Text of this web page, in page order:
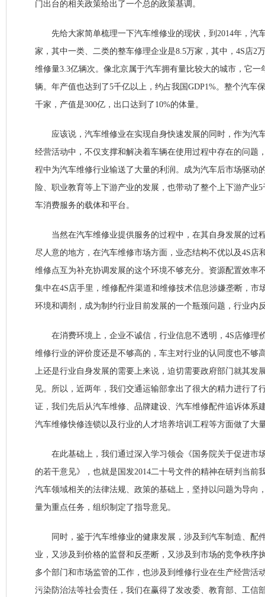
门出台的相关政策给出了一个总的政策基调。
先给大家简单梳理一下汽车维修业的现状，到2014年，汽
家，其中一类、二类的整车修理企业是8.5万家，其中，4S店2
维修量3.3亿辆次。像北京属于汽车拥有量比较大的城市，它一
辆。年产值也达到了5千亿以上，约占我国GDP1%。整个汽车
千家，产值是300亿，出口达到了10%的体量。
应该说，汽车维修业在实现自身快速发展的同时，作为汽
经营活动中，不仅支撑和解决着车辆在使用过程中存在的问题
程中为汽车维修行业输送了大量的利润。成为汽车后市场驱动
险、职业教育等上下游产业的发展，也带动了整个上下游产业
车消费服务的载体和平台。
当然在汽车维修业提供服务的过程中，在其自身发展的过
尽人意的地方，在汽车维修市场方面，业态结构不优以及4S店
维修点互为补充协调发展的这个环境不够充分。资源配置效率
集中在4S店手里，维修配件渠道和维修技术信息涉嫌垄断，市
环境和调剂，成为制约行业目前发展的一个瓶颈问题，行业内
在消费环境上，企业不诚信，行业信息不透明，4S店修理
维修行业的评价度还是不够高的，车主对行业的认同度也不够
上还是行业自身发展的需要上来说，迫切需要政府部门就其发
见。所以，近两年，我们交通运输部拿出了很大的精力进行了
证，我们先后从汽车维修、品牌建设、汽车维修配件追诉体系
汽车维修快修连锁以及行业的人才培养培训工程等方面做了大
在此基础上，我们通过深入学习领会《国务院关于促进市
的若干意见》，也就是国发2014二十号文件的精神在研判当前
汽车领域相关的法律法规、政策的基础上，坚持以问题为导向
量为重点任务，组织制定了指导意见。
同时，鉴于汽车维修业的健康发展，涉及到汽车制造、配
业，又涉及到价格的监督和反垄断，又涉及到市场的竞争秩序
多个部门和市场监管的工作，也涉及到维修行业在生产经营活
污染防治法等社会责任，我们在赢得了发改委、教育部、工信